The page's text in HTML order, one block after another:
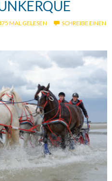
MAL GELESEN
SCHREIBE EINEN